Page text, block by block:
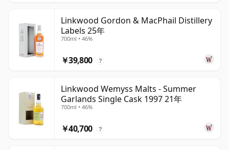
Linkwood Gordon & MacPhail Distillery
Labels 25年
700ml • 46%
￥39,800 ?
Linkwood Wemyss Malts - Summer
Garlands Single Cask 1997 21年
700ml • 46%
￥40,700 ?